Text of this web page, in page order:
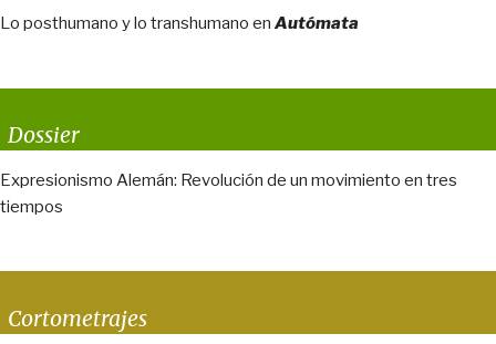
Lo posthumano y lo transhumano en Autómata
Dossier
Expresionismo Alemán: Revolución de un movimiento en tres
tiempos
Cortometrajes